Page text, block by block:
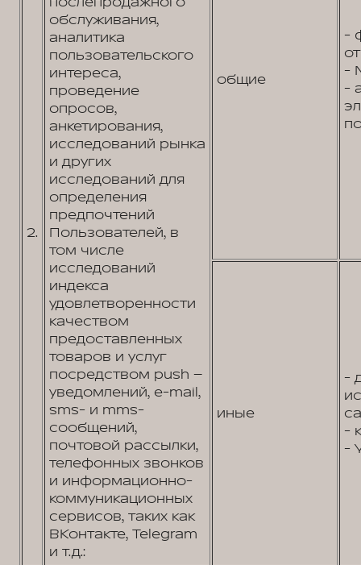
2.
обслуживания,
аналитика
пользовательского
интереса,
проведение
опросов,
анкетирования,
исследований рынка
и других
исследований для
определения
предпочтений
Пользователей, в
том числе
исследований
индекса
удовлетворенности
качеством
предоставленных
товаров и услуг
посредством push –
уведомлений, e-mail,
sms- и mms-
сообщений,
почтовой рассылки,
телефонных звонков
и информационно-
коммуникационных
сервисов, таких как
ВКонтакте, Telegram
и т.д.:
общие
-
-
-
иные
-
-
-